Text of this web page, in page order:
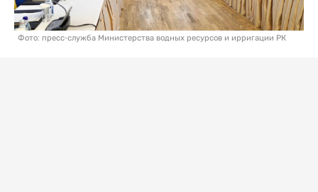
Фото: пресс-служба Министерства водных ресурсов и ирригации РК